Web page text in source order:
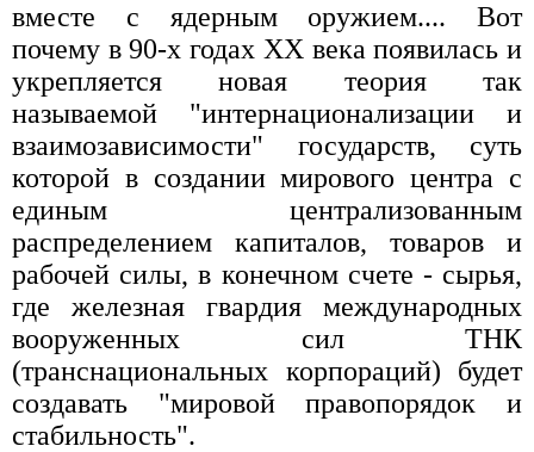
вместе с ядеpным оpужием.... Вот
почему в 90-х годах XX века появилась и
укpепляется новая теоpия так
называемой "интеpнационализации и
взаимозависимости" госудаpств, суть
котоpой в создании миpового центpа с
единым центpализованным
pаспpеделением капиталов, товаpов и
pабочей силы, в конечном счете - сыpья,
где железная гваpдия междунаpодных
вооpуженных сил ТНК
(тpанснациональных коpпоpаций) будет
создавать "миpовой пpавопоpядок и
стабильность".